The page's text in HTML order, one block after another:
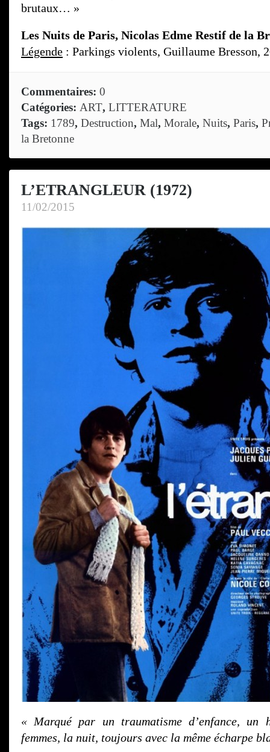
brutaux… »
Les Nuits de Paris, Nicolas Edme Restif de la
Légende : Parkings violents, Guillaume Bresson,
Commentaires: 0
Catégories: ART, LITTERATURE
Tags: 1789, Destruction, Mal, Morale, Nuits, Paris,
la Bretonne
L’ETRANGLEUR (1972)
11/02/2015
« Marqué par un traumatisme d’enfance, un
femmes, la nuit, toujours avec la même écharpe